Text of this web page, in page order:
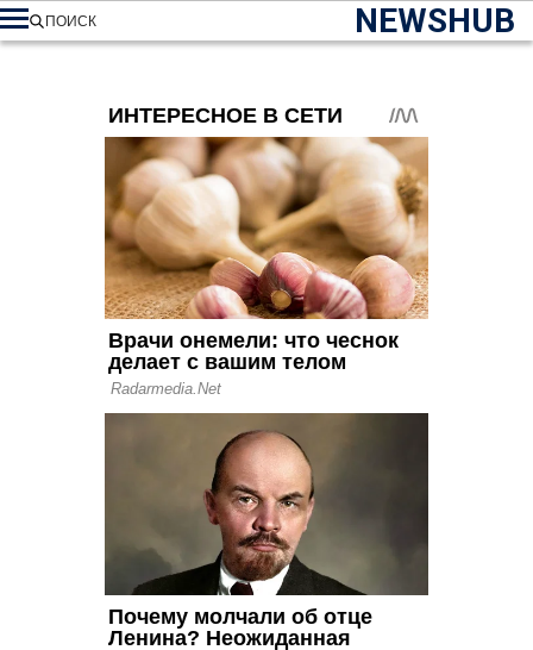
NEWSHUB
ПОИСК